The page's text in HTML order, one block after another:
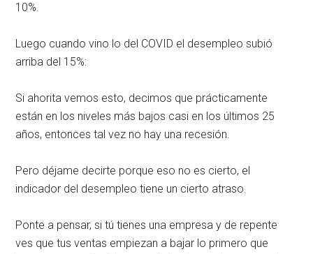
10%.
Luego cuando vino lo del COVID el desempleo subió
arriba del 15%:
Si ahorita vemos esto, decimos que prácticamente
están en los niveles más bajos casi en los últimos 25
años, entonces tal vez no hay una recesión.
Pero déjame decirte porque eso no es cierto, el
indicador del desempleo tiene un cierto atraso.
Ponte a pensar, si tú tienes una empresa y de repente
ves que tus ventas empiezan a bajar lo primero que